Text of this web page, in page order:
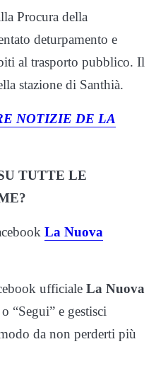
Procura della
deturpamento e
al trasporto pubblico. Il
stazione di Santhià.
NOTIZIE DE LA
TUTTE LE
La Nuova
ufficiale La Nuova
“Segui” e gestisci
da non perderti più